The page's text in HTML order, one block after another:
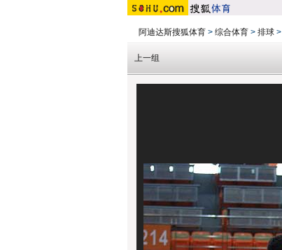
阿迪达斯搜狐体育 > 综合体育 > 排球 >
上一组